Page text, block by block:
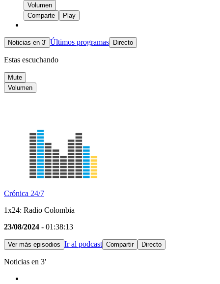
Volumen
Comparte
Play
Noticias en 3′ Últimos programas Directo
Estas escuchando
Mute
Volumen
Crónica 24/7
1x24: Radio Colombia
23/08/2024 - 01:38:13
Ver más episodios Ir al podcast Compartir Directo
Noticias en 3′